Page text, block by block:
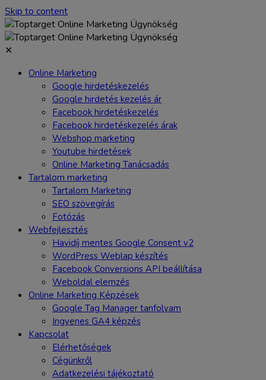
Skip to content
✕
Online Marketing
Google hirdetéskezelés
Google hirdetés kezelés ár
Facebook hirdetéskezelés
Facebook hirdetéskezelés árak
Webshop marketing
Youtube hirdetések
Online Marketing Tanácsadás
Tartalom marketing
Tartalom Marketing
SEO szövegírás
Fotózás
Webfejlesztés
Havidíj mentes Google Consent v2
WordPress Weblap készítés
Facebook Conversions API beállítása
Weboldal elemzés
Online Marketing Képzések
Google Tag Manager tanfolyam
Ingyenes GA4 képzés
Kapcsolat
Elérhetőségek
Cégünkről
Adatkezelési tájékoztató